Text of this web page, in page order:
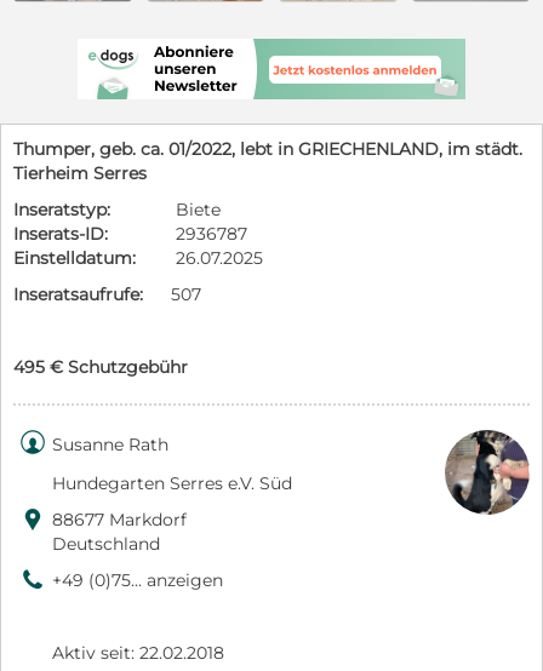
Thumper, geb. ca. 01/2022, lebt in GRIECHENLAND, im städt.
Tierheim Serres
Inseratstyp:
Biete
Inserats-ID:
2936787
Einstelldatum:
26.07.2025
Inseratsaufrufe:
507
495 € Schutzgebühr
 Susanne Rath
Hundegarten Serres e.V. Süd
 88677 Markdorf
Deutschland
9 +49 (0)75... anzeigen
Aktiv seit: 22.02.2018